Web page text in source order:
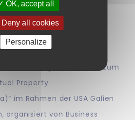
Medstartup Masterclass zum
Property
im Rahmen der USA Galien
organisiert von Business
OK, accept all
Deny all cookies
Personalize